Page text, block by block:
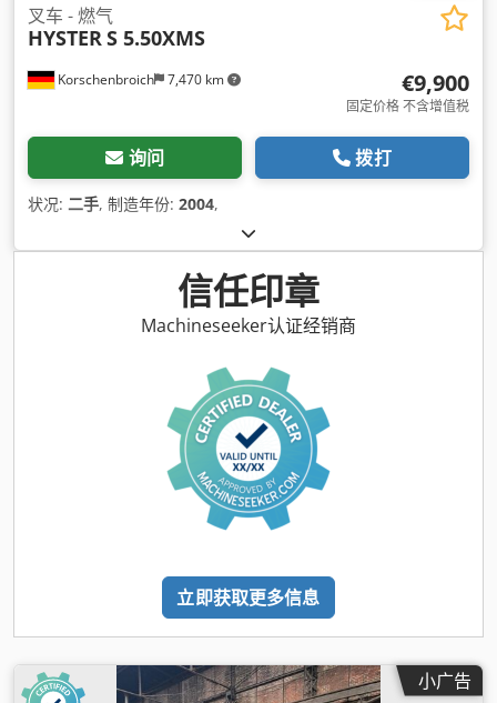
Korschenbroich 7,470 km
叉车 - 燃气
HYSTER S 5.50XMS
€9,900
固定价格 不含增值税
询问 拨打
状况: 二手, 制造年份: 2004,
信任印章
Machineseeker认证经销商
立即获取更多信息
小广告